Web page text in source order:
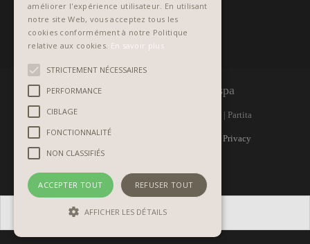
©1981 - 2026 Graphistudio spa
Via Monte Raut, 1 | 33090 ARBA (PN) Italy | Partita
IVA IT 00298370933 | R.E.A. PN n. 32987 | Privacy
améliorer l'expérience utilisateur. En utilisant
notre site Web, vous acceptez tous les
cookies conformément à notre Politique
relative aux cookies. En savoir plus
STRICTEMENT NÉCESSAIRES
PERFORMANCE
CIBLAGE
FONCTIONNALITÉ
NON CLASSIFIÉS
ACCEPTER TOUT REFUSER TOUT
AFFICHER LES DÉTAILS